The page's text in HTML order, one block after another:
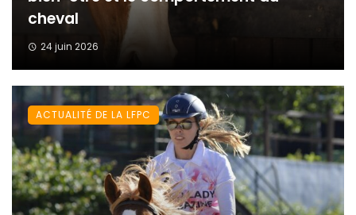
cheval
24 juin 2026
ACTUALITÉ DE LA LFPC